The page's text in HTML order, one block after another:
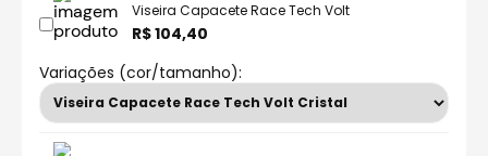
Viseira Capacete Race Tech Volt
R$ 104,40
Variações (cor/tamanho):